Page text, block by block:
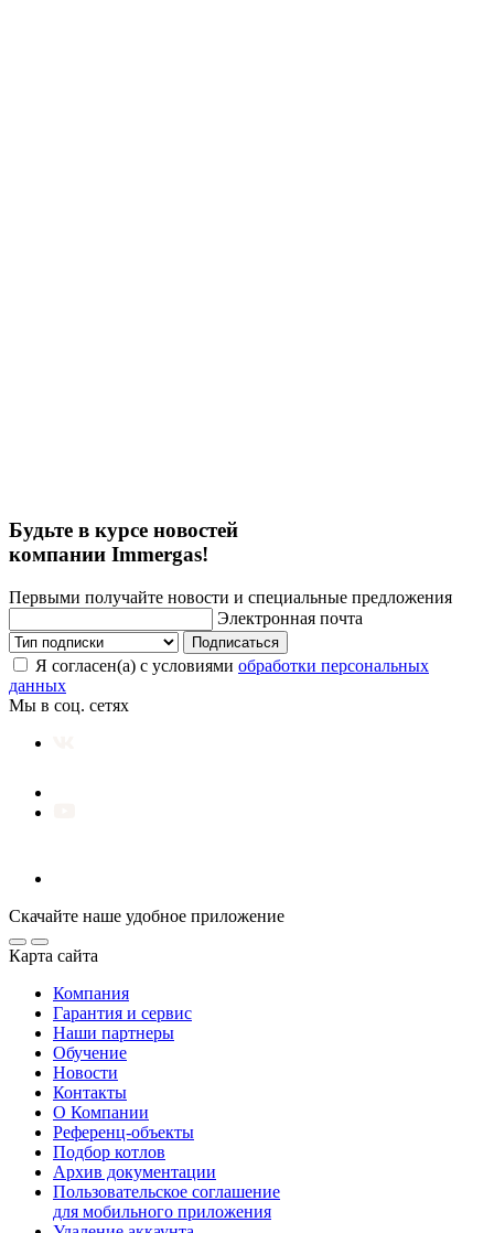
Будьте в курсе новостей
компании Immergas!
Первыми получайте новости и специальные предложения
Электронная почта
Подписаться
Я согласен(а) с условиями обработки персональных
данных
Мы в соц. сетях
Скачайте наше удобное приложение
Карта сайта
Компания
Гарантия и сервис
Наши партнеры
Обучение
Новости
Контакты
О Компании
Референц-объекты
Подбор котлов
Архив документации
Пользовательское соглашение
для мобильного приложения